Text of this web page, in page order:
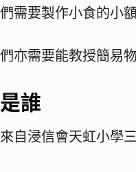
需要製作小食的小
亦需要能教授簡易
誰
自浸信會天虹小學